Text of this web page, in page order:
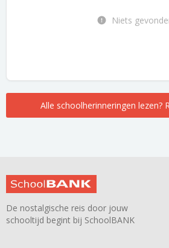
Niets
Alle schoolherinneringen lezen?
De nostalgische reis door jouw
schooltijd begint bij SchoolBANK